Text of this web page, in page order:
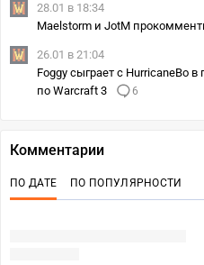
28.01 в 18:34
Maelstorm и JotM
26.01 в 21:04
Foggy сыграет с HurricaneBo
по Warcraft 3
6
Комментарии
ПО ДАТЕ ПО ПОПУЛЯРНОСТИ